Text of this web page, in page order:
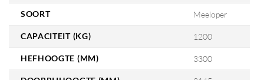
SOORT Meeloper
CAPACITEIT (KG) 1200
HEFHOOGTE (MM) 3300